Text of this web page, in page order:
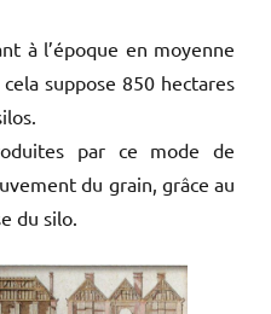
à l’époque en moyenne
suppose 850 hectares
par ce mode de
du grain, grâce au
du silo.